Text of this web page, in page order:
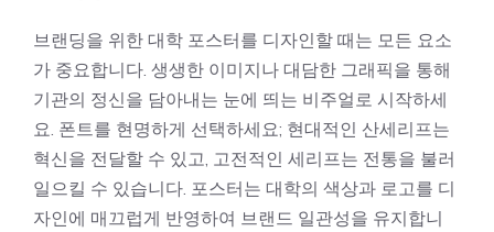
브랜딩을 위한 대학 포스터를 디자인할 때는 모든 요소
가 중요합니다. 생생한 이미지나 대담한 그래픽을 통해
기관의 정신을 담아내는 눈에 띄는 비주얼로 시작하세
요. 폰트를 현명하게 선택하세요; 현대적인 산세리프는
혁신을 전달할 수 있고, 고전적인 세리프는 전통을 불러
일으킬 수 있습니다. 포스터는 대학의 색상과 로고를 디
자인에 매끄럽게 반영하여 브랜드 일관성을 유지합니